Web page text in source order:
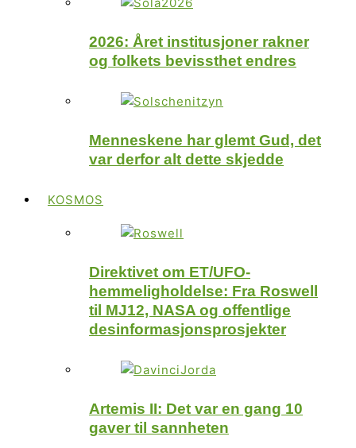
2026: Året institusjoner rakner
og folkets bevissthet endres
Menneskene har glemt Gud, det
var derfor alt dette skjedde
KOSMOS
Direktivet om ET/UFO-
hemmeligholdelse: Fra Roswell
til MJ12, NASA og offentlige
desinformasjonsprosjekter
Artemis II: Det var en gang 10
gaver til sannheten